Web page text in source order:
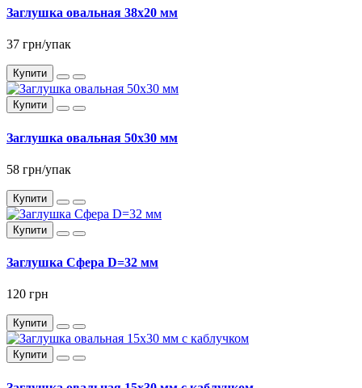
Заглушка овальная 38x20 мм
37 грн/упак
Купити
Купити
Заглушка овальная 50x30 мм
58 грн/упак
Купити
Купити
Заглушка Сфера D=32 мм
120 грн
Купити
Купити